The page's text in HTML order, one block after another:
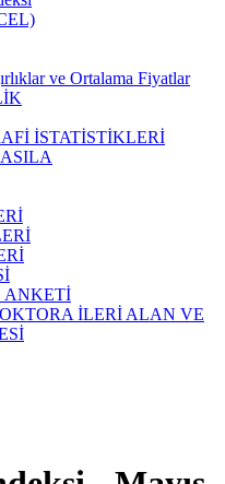
ve Ortalama Fiyatlar
İSTATİSTİKLERİ
ANKETİ
İLERİ ALAN VE